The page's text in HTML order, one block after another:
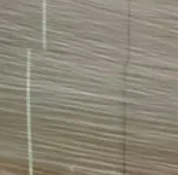
Motor
Motor